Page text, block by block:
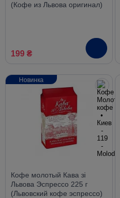
(Кофе из Львова оригинал)
199 ₴
Кофе молотый Кава зі
Львова Эспрессо 225 г
(Львовский кофе эспрессо)
Новинка